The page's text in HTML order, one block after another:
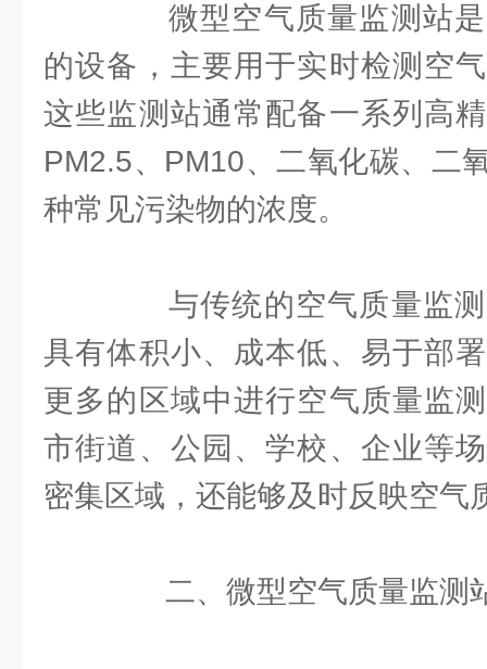
微型空气质量监测站是
的设备，主要用于实时检测空
这些监测站通常配备一系列高
PM2.5、PM10、二氧化碳、二
种常见污染物的浓度。
与传统的空气质量监测
具有体积小、成本低、易于部
更多的区域中进行空气质量监
市街道、公园、学校、企业等
密集区域，还能够及时反映空气
二、微型空气质量监测